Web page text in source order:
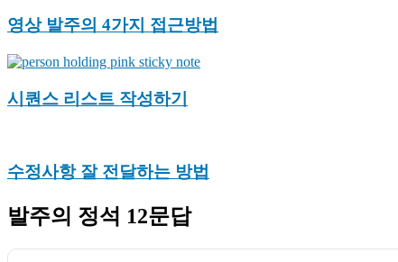
영상 발주의 4가지 접근방법
시퀀스 리스트 작성하기
수정사항 잘 전달하는 방법
발주의 정석 12문답